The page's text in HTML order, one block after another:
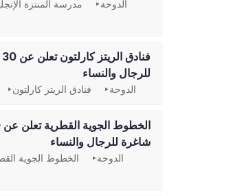
الدوحة مدرسة المنتزة
للرجال والنساء
الدوحة فنادق الريتز كارلتون
شاغرة للرجال والنساء
الدوحة الخطوط الجوية